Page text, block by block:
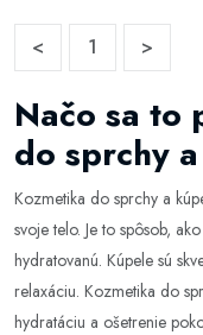
< 1 >
Načo sa to
do sprchy
Kozmetika do sprchy a
svoje telo. Je to spôsob,
hydratovanú. Kúpele sú
relaxáciu. Kozmetika do
hydratáciu a ošetrenie